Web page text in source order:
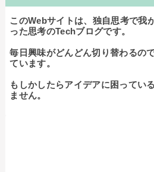
このWebサイトは、独自思考で我
った思考のTechブログです。
毎日興味がどんどん切り替わるの
ています。
もしかしたらアイデアに困ってい
ません。